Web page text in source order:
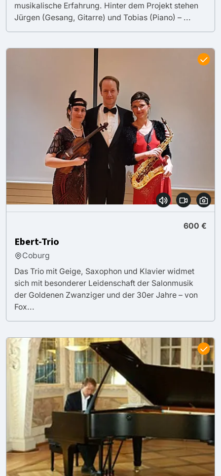
musikalische Erfahrung. Hinter dem Projekt stehen
Jürgen (Gesang, Gitarre) und Tobias (Piano) – ...
600 €
Ebert-Trio
Coburg
Das Trio mit Geige, Saxophon und Klavier widmet
sich mit besonderer Leidenschaft der Salonmusik
der Goldenen Zwanziger und der 30er Jahre – von
Fox...